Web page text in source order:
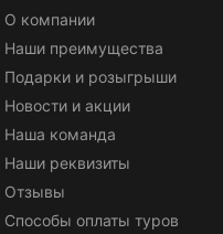
О компании
Наши преимущества
Подарки и розыгрыши
Новости и акции
Наша команда
Наши реквизиты
Отзывы
Способы оплаты туров